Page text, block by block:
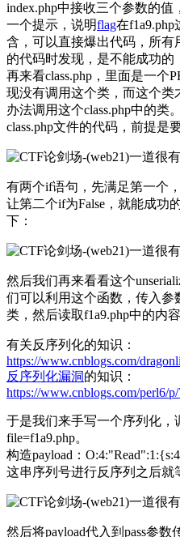
index.php中接收三个参数的值
一个提示，说明flag在
含，可以直接爆出代码，所有
的代码时发现，是不能成功的
再来看class.php，里面是一个
现没有调用这个类，而这个类
办法调用这个class.php中的类
class.php文件的代码，前提是
有两个if语句，先满足第一个
让第二个if为False，就能成功
下：
然后我们再来看看这个
们可以利用这个函数，传入参
类，然后读取f1a9.php中的内容
有关反序列化的知识：
https://www.cnblogs.com/
反序列化漏洞的知识：
https://www.cnblogs.com/perl6/
于是我们来手写一个序列化，
file=f1a9.php。
构造payload：
这串序列号进行反序列之后就
然后将payload代入到pass参数